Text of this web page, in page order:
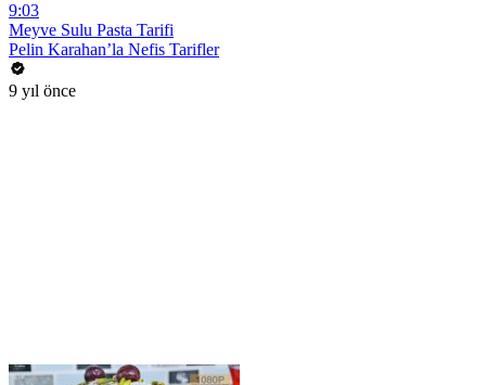
9:03
Meyve Sulu Pasta Tarifi
Pelin Karahan’la Nefis Tarifler
9 yıl önce